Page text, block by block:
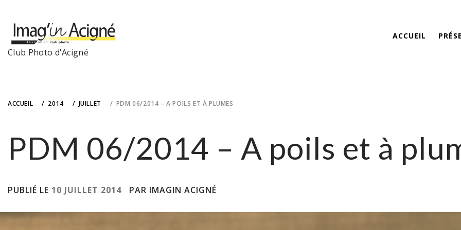
content
Club Photo d'Acigné
ACCUEIL
ACCUEIL 2014 JUILLET PDM 06/2014 – A POILS ET À PLUMES
PDM 06/2014 – A poils et à
PUBLIÉ LE 10 JUILLET 2014 PAR IMAGIN ACIGNÉ